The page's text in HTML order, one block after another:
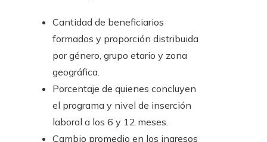
Cantidad de beneficiarios
formados y proporción distribuida
por género, grupo etario y zona
geográfica.
Porcentaje de quienes concluyen
el programa y nivel de inserción
laboral a los 6 y 12 meses.
Cambio promedio en los ingresos